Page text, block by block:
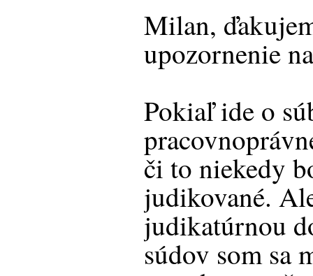
Milan,
upozornenie
Pokiaľ ide o
či to niekedy
judikované.
judikatúrnou
súdov som sa